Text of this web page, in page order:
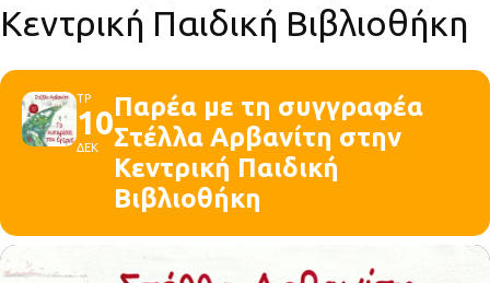
Κεντρική Παιδική Βιβλιοθήκη
ΤΡ
10
ΔΕΚ
Παρέα με τη συγγραφέα
Στέλλα Αρβανίτη στην
Κεντρική Παιδική
Βιβλιοθήκη